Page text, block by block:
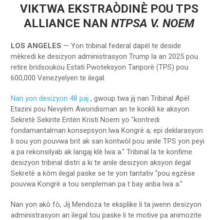
VIKTWA EKSTRAÒDINÈ POU TPS
ALLIANCE NAN NTPSA V. NOEM
LOS ANGELES — Yon tribinal federal dapèl te deside
mèkredi ke desizyon administrasyon Trump la an 2025 pou
retire bridsoukou Estati Pwoteksyon Tanporè (TPS) pou
600,000 Venezyelyen te ilegal.
Nan yon desizyon 48 paj , gwoup twa jij nan Tribinal Apèl
Etazini pou Nevyèm Awondisman an te konkli ke aksyon
Sekretè Sekirite Entèn Kristi Noem yo "kontredi
fondamantalman konsepsyon lwa Kongrè a, epi deklarasyon
li sou yon pouvwa brit ak san kontwòl pou anile TPS yon peyi
a pa rekonsilyab ak langaj klè lwa a." Tribinal la te konfime
desizyon tribinal distri a ki te anile desizyon aksyon ilegal
Sekretè a kòm ilegal paske se te yon tantativ "pou egzèse
pouvwa Kongrè a tou senpleman pa t bay anba lwa a."
Nan yon akò fò, Jij Mendoza te eksplike li ta jwenn desizyon
administrasyon an ilegal tou paske li te motive pa animozite